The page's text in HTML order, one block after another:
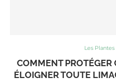
Les
COMMENT PROTÉGER
ÉLOIGNER TOUTE